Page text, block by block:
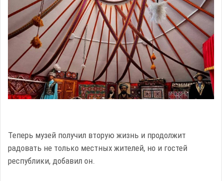
Теперь музей получил вторую жизнь и продолжит
радовать не только местных жителей, но и гостей
республики, добавил он.